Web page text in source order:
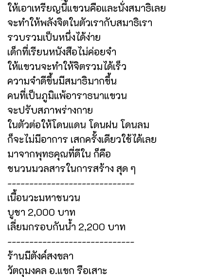
ให้เอาเหรียญนี้แขวนคือและนั่งสมาธิเลย
จะทำให้พลังจิตในตัวเรากับสมาธิเรา
รวบรวมเป็นหนึ่งได้ง่าย
เด็กที่เรียนหนังสือไม่ค่อยจำ
ให้แขวนจะทำให้จิตรวมได้เร็ว
ความจำดีขึ้นมีสมาธิมากขึ้น
คนที่เป็นภูมิแพ้อาราธนาแขวน
จะปรับสภาพร่างกาย
ในตัวต่อให้โดนแดน โดนฝน โดนลม
ก็จะไม่มีอาการ เสกครั้งเดียวใช้ได้เลย
มาจากพุทธคุณที่ดีใน ก็คือ
ชนวนมวลสารในการสร้าง สุด ๆ
-----------------------------
เนื้อนวะมหาชนวน
บูชา 2,000 บาท
เลี่ยมกรอบกันน้ำ 2,200 บาท
-----------------------------
ร้านมีตังค์สงขลา
วัตถุมงคล อ.แขก รือเสาะ